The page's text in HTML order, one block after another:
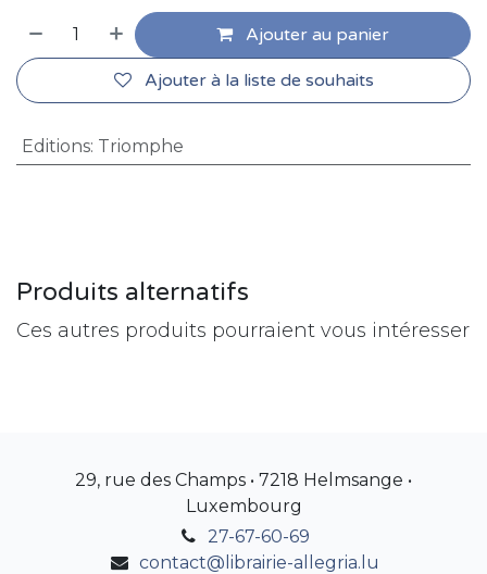
Ajouter au panier
Ajouter à la liste de souhaits
Editions: Triomphe
Produits alternatifs
Ces autres produits pourraient vous intéresser
29, rue des Champs • 7218 Helmsange •
Luxembourg
27-67-60-69
contact@librairie-allegria.lu